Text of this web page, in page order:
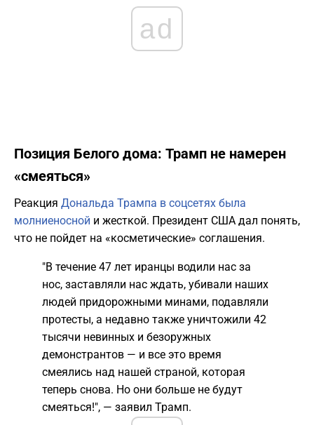
ad
Позиция Белого дома: Трамп не намерен
«смеяться»
Реакция Дональда Трампа в соцсетях была
молниеносной и жесткой. Президент США дал понять,
что не пойдет на «косметические» соглашения.
"В течение 47 лет иранцы водили нас за
нос, заставляли нас ждать, убивали наших
людей придорожными минами, подавляли
протесты, а недавно также уничтожили 42
тысячи невинных и безоружных
демонстрантов — и все это время
смеялись над нашей страной, которая
теперь снова. Но они больше не будут
смеяться!", — заявил Трамп.